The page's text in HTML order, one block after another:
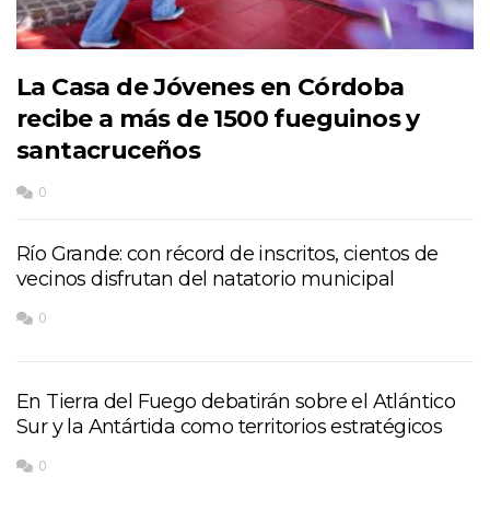
La Casa de Jóvenes en Córdoba
recibe a más de 1500 fueguinos y
santacruceños
0
Río Grande: con récord de inscritos, cientos de
vecinos disfrutan del natatorio municipal
0
En Tierra del Fuego debatirán sobre el Atlántico
Sur y la Antártida como territorios estratégicos
0